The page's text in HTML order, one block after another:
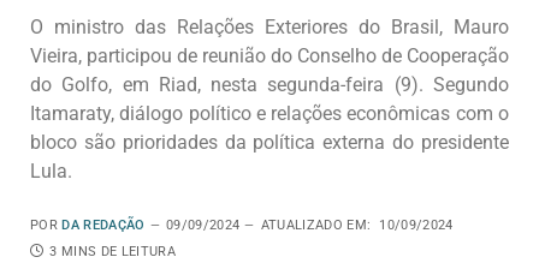
O ministro das Relações Exteriores do Brasil, Mauro
Vieira, participou de reunião do Conselho de Cooperação
do Golfo, em Riad, nesta segunda-feira (9). Segundo
Itamaraty, diálogo político e relações econômicas com o
bloco são prioridades da política externa do presidente
Lula.
POR DA REDAÇÃO 09/09/2024 ATUALIZADO EM:
10/09/2024
3 MINS DE LEITURA